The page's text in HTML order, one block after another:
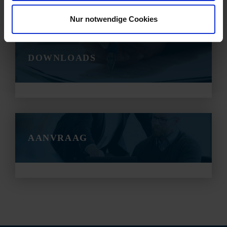
Nur notwendige Cookies
DOWNLOADS
AANVRAAG